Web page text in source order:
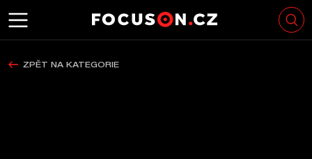
ZPĚT NA KATEGORIE